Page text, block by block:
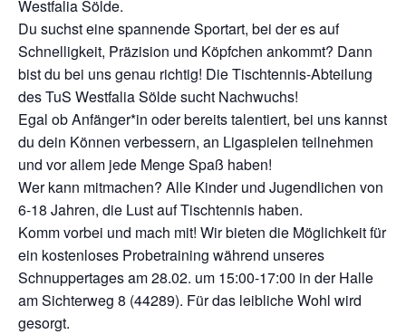
Westfalia Sölde.
Du suchst eine spannende Sportart, bei der es auf
Schnelligkeit, Präzision und Köpfchen ankommt? Dann
bist du bei uns genau richtig! Die Tischtennis-Abteilung
des TuS Westfalia Sölde sucht Nachwuchs!
Egal ob Anfänger*in oder bereits talentiert, bei uns kannst
du dein Können verbessern, an Ligaspielen teilnehmen
und vor allem jede Menge Spaß haben!
Wer kann mitmachen? Alle Kinder und Jugendlichen von
6-18 Jahren, die Lust auf Tischtennis haben.
Komm vorbei und mach mit! Wir bieten die Möglichkeit für
ein kostenloses Probetraining während unseres
Schnuppertages am 28.02. um 15:00-17:00 in der Halle
am Sichterweg 8 (44289). Für das leibliche Wohl wird
gesorgt.